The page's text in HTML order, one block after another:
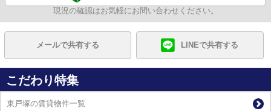
現況の確認はお気軽にお問い合わせください。
メールで共有する LINEで共有する
こだわり特集
東戸塚の賃貸物件一覧